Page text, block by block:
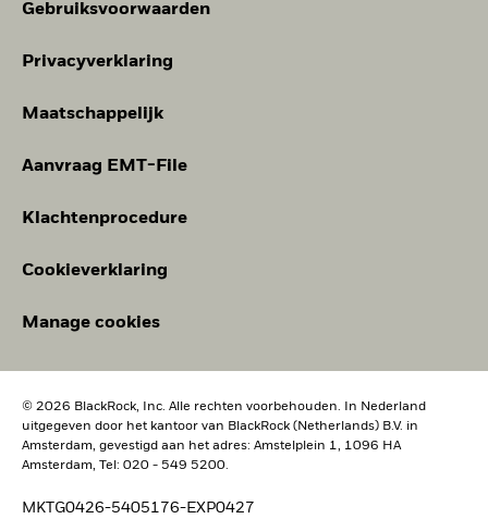
Gebruiksvoorwaarden
Privacyverklaring
Maatschappelijk
Aanvraag EMT-File
Klachtenprocedure
Cookieverklaring
Manage cookies
© 2026 BlackRock, Inc. Alle rechten voorbehouden. In Nederland
uitgegeven door het kantoor van BlackRock (Netherlands) B.V. in
Amsterdam, gevestigd aan het adres: Amstelplein 1, 1096 HA
Amsterdam, Tel: 020 - 549 5200.
MKTG0426-5405176-EXP0427